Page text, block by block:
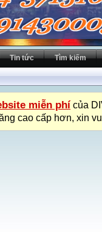
Tin tức Tìm kiếm
miễn phí của
cao cấp hơn, xin